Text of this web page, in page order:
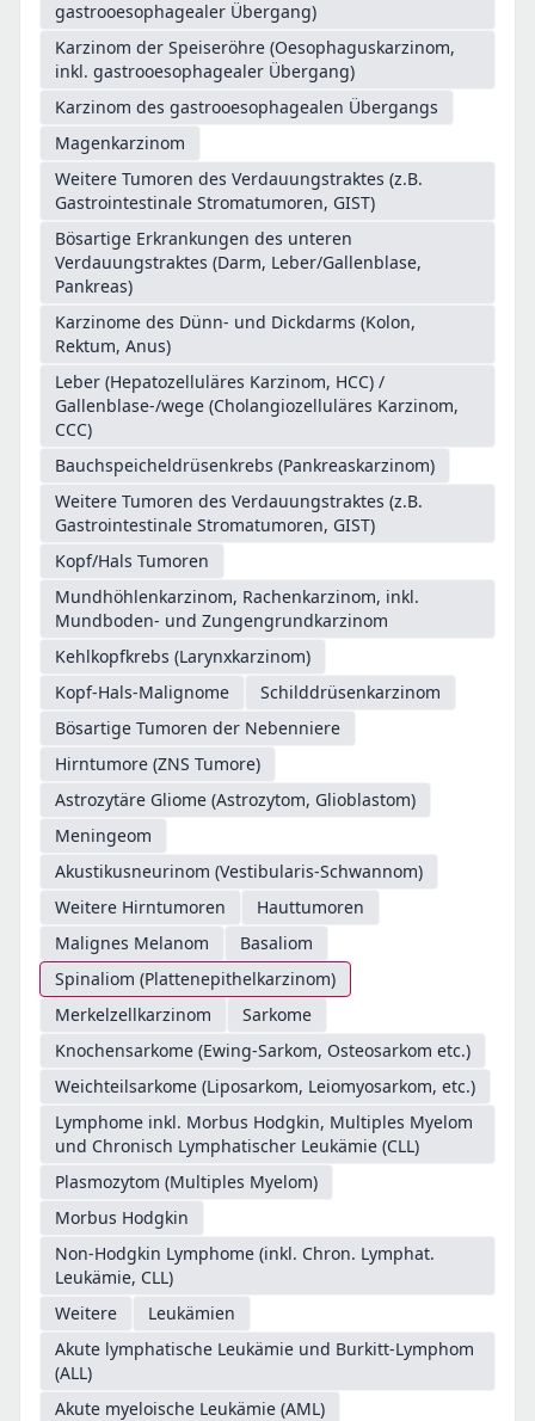
gastrooesophagealer Übergang)
Karzinom der Speiseröhre (Oesophaguskarzinom,
inkl. gastrooesophagealer Übergang)
Karzinom des gastrooesophagealen Übergangs
Magenkarzinom
Weitere Tumoren des Verdauungstraktes (z.B.
Gastrointestinale Stromatumoren, GIST)
Bösartige Erkrankungen des unteren
Verdauungstraktes (Darm, Leber/Gallenblase,
Pankreas)
Karzinome des Dünn- und Dickdarms (Kolon,
Rektum, Anus)
Leber (Hepatozelluläres Karzinom, HCC) /
Gallenblase-/wege (Cholangiozelluläres Karzinom,
CCC)
Bauchspeicheldrüsenkrebs (Pankreaskarzinom)
Weitere Tumoren des Verdauungstraktes (z.B.
Gastrointestinale Stromatumoren, GIST)
Kopf/Hals Tumoren
Mundhöhlenkarzinom, Rachenkarzinom, inkl.
Mundboden- und Zungengrundkarzinom
Kehlkopfkrebs (Larynxkarzinom)
Kopf-Hals-Malignome
Schilddrüsenkarzinom
Bösartige Tumoren der Nebenniere
Hirntumore (ZNS Tumore)
Astrozytäre Gliome (Astrozytom, Glioblastom)
Meningeom
Akustikusneurinom (Vestibularis-Schwannom)
Weitere Hirntumoren
Hauttumoren
Malignes Melanom
Basaliom
Spinaliom (Plattenepithelkarzinom)
Merkelzellkarzinom
Sarkome
Knochensarkome (Ewing-Sarkom, Osteosarkom etc.)
Weichteilsarkome (Liposarkom, Leiomyosarkom, etc.)
Lymphome inkl. Morbus Hodgkin, Multiples Myelom
und Chronisch Lymphatischer Leukämie (CLL)
Plasmozytom (Multiples Myelom)
Morbus Hodgkin
Non-Hodgkin Lymphome (inkl. Chron. Lymphat.
Leukämie, CLL)
Weitere
Leukämien
Akute lymphatische Leukämie und Burkitt-Lymphom
(ALL)
Akute myeloische Leukämie (AML)